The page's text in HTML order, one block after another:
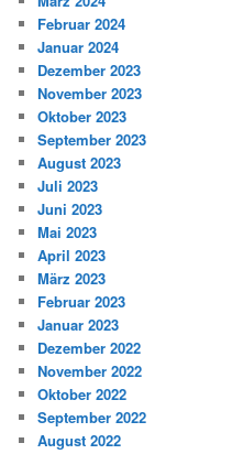
Februar 2024
Januar 2024
Dezember 2023
November 2023
Oktober 2023
September 2023
August 2023
Juli 2023
Juni 2023
Mai 2023
April 2023
März 2023
Februar 2023
Januar 2023
Dezember 2022
November 2022
Oktober 2022
September 2022
August 2022